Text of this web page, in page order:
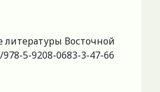
Восточной
5-9208-0683-3-47-66